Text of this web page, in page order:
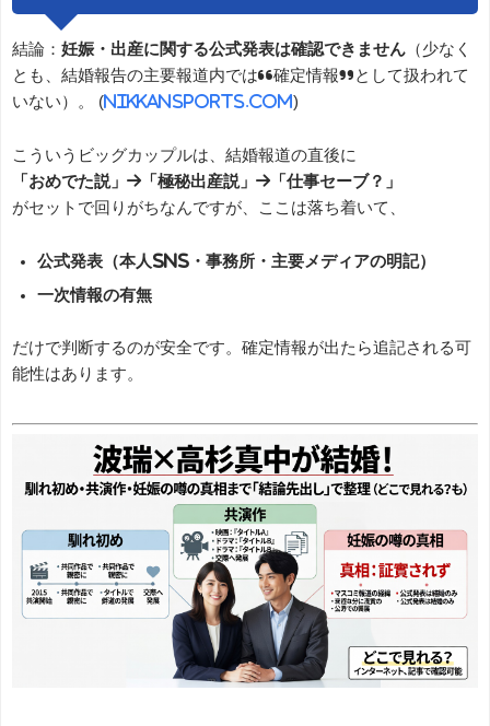
結論： 妊娠・出産に関する公式発表は確認できません （少なく
とも、結婚報告の主要報道内では“確定情報”として扱われて
いない）。 (nikkansports.com)
こういうビッグカップルは、結婚報道の直後に
「おめでた説」→「極秘出産説」→「仕事セーブ？」
がセットで回りがちなんですが、ここは落ち着いて、
公式発表（本人SNS・事務所・主要メディアの明記）
一次情報の有無
だけで判断するのが安全です。確定情報が出たら追記される可
能性はあります。